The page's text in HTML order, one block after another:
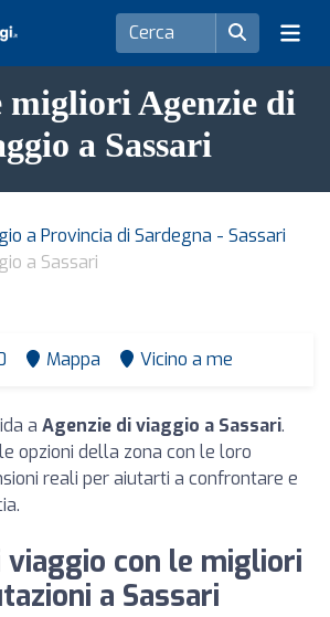
migliori Agenzie di
a Sassari
a Provincia di Sardegna - Sassari
a Sassari
Mappa Vicino a me
a Agenzie di viaggio a Sassari.
opzioni della zona con le loro
reali per aiutarti a confrontare e
viaggio con le migliori
a Sassari